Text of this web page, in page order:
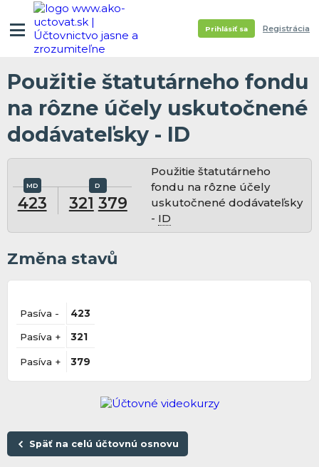
Prihlásiť sa Registrácia
Použitie štatutárneho fondu
na rôzne účely uskutočnené
dodávateľsky - ID
423 321 379
Použitie štatutárneho
fondu na rôzne účely
uskutočnené dodávateľsky
- ID
Změna stavů
Pasíva - 423
Pasíva + 321
Pasíva + 379
Späť na celú účtovnú osnovu